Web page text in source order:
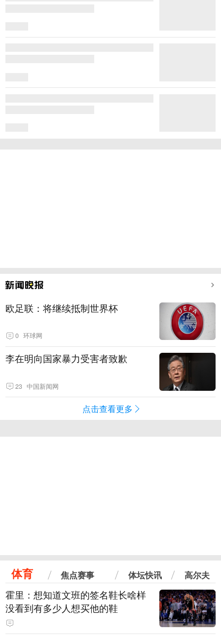
欧足联：将继续抵制世界杯
0 环球网
李在明向国家暴力受害者致歉
23 中国新闻网
点击查看更多
体育 焦点赛事 体坛快讯 高尔夫
霍里：想知道文班的签名鞋长啥样
没看到有多少人想买他的鞋